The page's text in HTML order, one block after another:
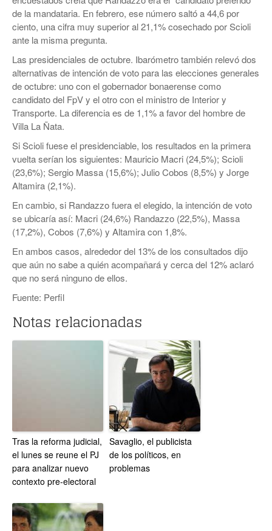
de la mandataria. En febrero, ese número saltó a 44,6 por
ciento, una cifra muy superior al 21,1% cosechado por Scioli
ante la misma pregunta.
Las presidenciales de octubre. Ibarómetro también relevó dos
alternativas de intención de voto para las elecciones generales
de octubre: uno con el gobernador bonaerense como
candidato del FpV y el otro con el ministro de Interior y
Transporte. La diferencia es de 1,1% a favor del hombre de
Villa La Ñata.
Si Scioli fuese el presidenciable, los resultados en la primera
vuelta serían los siguientes: Mauricio Macri (24,5%); Scioli
(23,6%); Sergio Massa (15,6%); Julio Cobos (8,5%) y Jorge
Altamira (2,1%).
En cambio, si Randazzo fuera el elegido, la intención de voto
se ubicaría así: Macri (24,6%) Randazzo (22,5%), Massa
(17,2%), Cobos (7,6%) y Altamira con 1,8%.
En ambos casos, alrededor del 13% de los consultados dijo
que aún no sabe a quién acompañará y cerca del 12% aclaró
que no será ninguno de ellos.
Fuente: Perfil
Notas relacionadas
Tras la reforma judicial,
el lunes se reune el PJ
para analizar nuevo
contexto pre-electoral
Savaglio, el publicista
de los políticos, en
problemas